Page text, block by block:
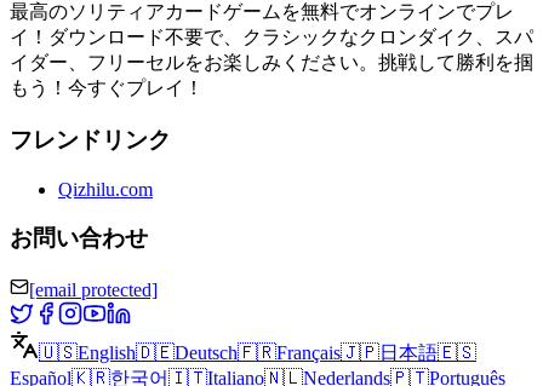
最高のソリティアカードゲームを無料でオンラインでプレ
イ！ダウンロード不要で、クラシックなクロンダイク、スパ
イダー、フリーセルをお楽しみください。挑戦して勝利を掴
もう！今すぐプレイ！
フレンドリンク
Qizhilu.com
お問い合わせ
[email protected]
🇺🇸English🇩🇪Deutsch🇫🇷Français🇯🇵日本語🇪🇸
Español🇰🇷한국어🇮🇹Italiano🇳🇱Nederlands🇵🇹Português